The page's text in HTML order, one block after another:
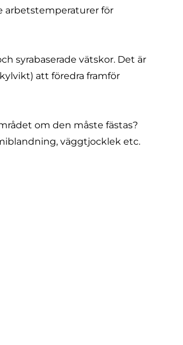
arbetstemperaturer för
syrabaserade vätskor. Det är
att föredra framför
om den måste fästas?
väggtjocklek etc.